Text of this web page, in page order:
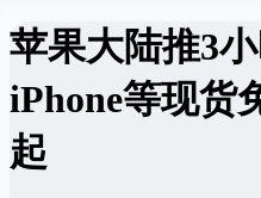
苹果大陆推3
iPhone等现货
起